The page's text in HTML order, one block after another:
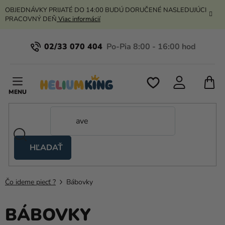
Prejsť
na
OBJEDNÁVKY PRIJATÉ DO 14:00 BUDÚ DORUČENÉ NASLEDUJÚCI
PRACOVNÝ DEŇ Viac informácií
02/33 070 404
HĽADAŤ
stany
Kanekalon
Hélium
a
Čo ideme piecť ? Bábovky
BÁBOVKY